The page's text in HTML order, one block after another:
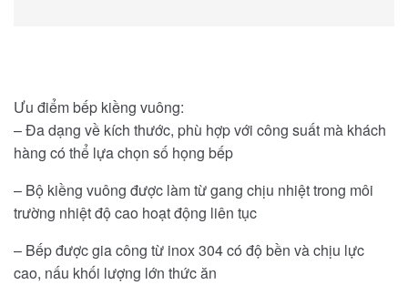
Ưu điểm bếp kiềng vuông:
– Đa dạng về kích thước, phù hợp với công suất mà khách
hàng có thể lựa chọn số họng bếp
– Bộ kiềng vuông được làm từ gang chịu nhiệt trong môi
trường nhiệt độ cao hoạt động liên tục
– Bếp được gia công từ inox 304 có độ bền và chịu lực
cao, nấu khối lượng lớn thức ăn